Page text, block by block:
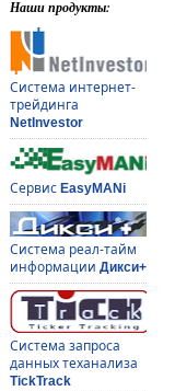
Наши продукты:
Система интернет-
трейдинга
NetInvestor
Сервис EasyMANi
Система реал-тайм
информации Дикси+
Система запроса
данных теханализа
TickTrack